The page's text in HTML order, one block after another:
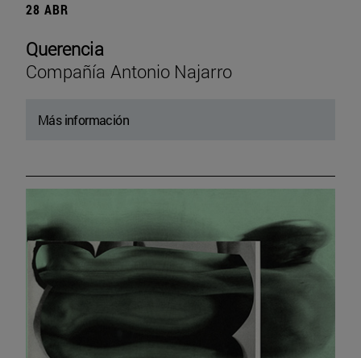
28 ABR
Querencia
Compañía Antonio Najarro
Más información